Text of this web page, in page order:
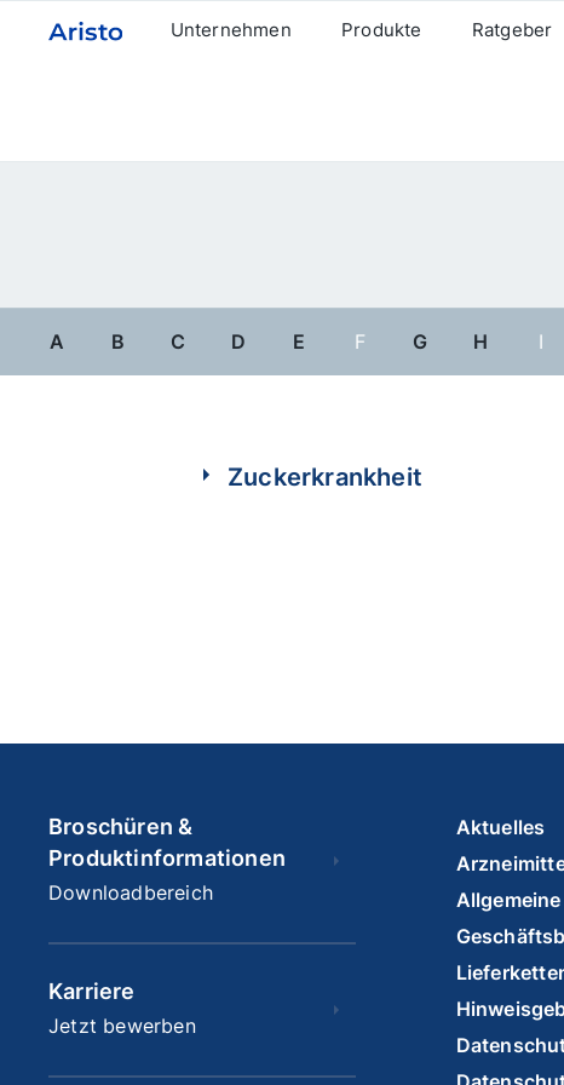
Unternehmen Produkte Ratgeber
A B C D E F G H I
Zuckerkrankheit
Broschüren &
Produktinformationen
Downloadbereich
Karriere
Jetzt bewerben
Aktuelles